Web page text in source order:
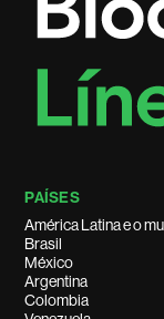
PAÍSES
América Latina e o
Brasil
México
Argentina
Colombia